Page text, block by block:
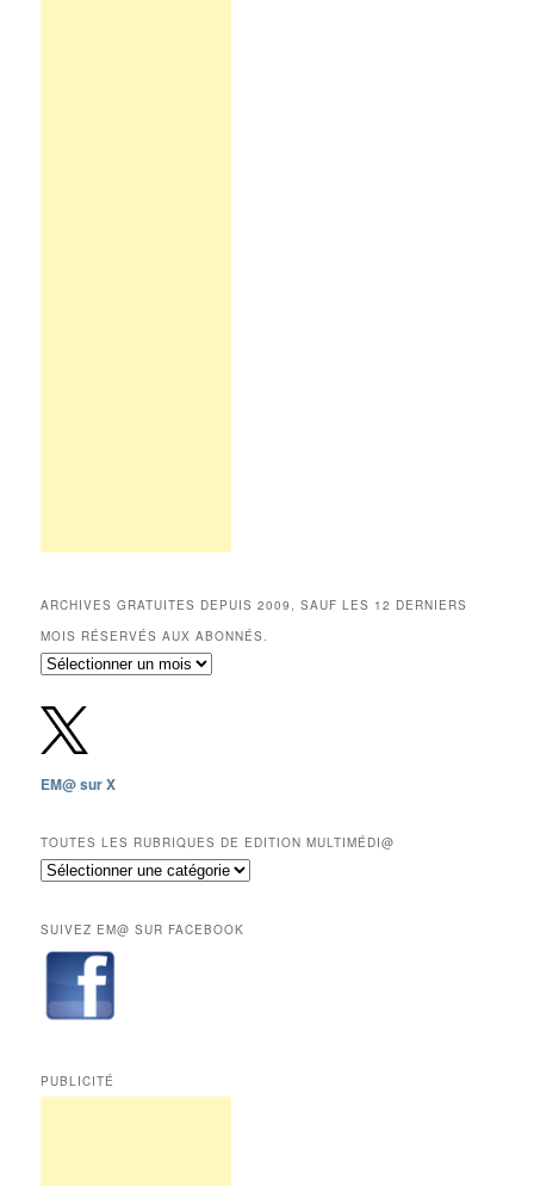
ARCHIVES GRATUITES DEPUIS 2009, SAUF LES 12 DERNIERS
MOIS RÉSERVÉS AUX ABONNÉS.
Archives
depuis
2009,
sauf
les
mois
réservés
aux
EM@ sur X
TOUTES LES RUBRIQUES DE EDITION MULTIMÉDI@
Toutes
de
Edition
Multimédi@
SUIVEZ EM@ SUR FACEBOOK
PUBLICITÉ